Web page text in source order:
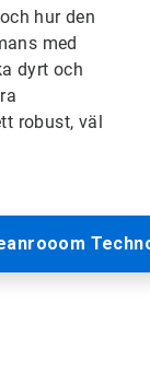
hur den
med
dyrt och
robust, väl